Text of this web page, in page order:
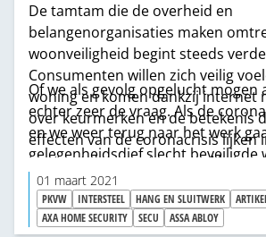
De tamtam die de overheid en
belangenorganisaties maken
woonveiligheid begint steeds
Consumenten willen zich veilig
woning en komen dankzij internet
over keurmerken en de betekenis
effecten van de coronacrisis lijken
contrast daarvan te staan. Mensen
maanden vaker thuis geweest.
was onder andere dat het aantal
afnam.
Of we als gevolg opgelucht mogen
echter zeer de vraag. Als de
en we weer terug naar het werk
gelegenheidsdief slecht beveiligde
ongetwijfeld weer te vinden.
de tijd aan dat we weer op vakantie
denken specialisten over
01 maart 2021
PKVW INTERSTEEL HANG EN SLUITWERK
AXA HOME SECURITY
SECU ASSA ABLOY